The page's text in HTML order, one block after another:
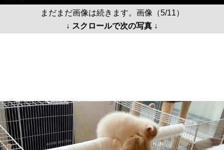
まだまだ画像は続きます。画像（5/11）
↓ スクロールで次の写真 ↓